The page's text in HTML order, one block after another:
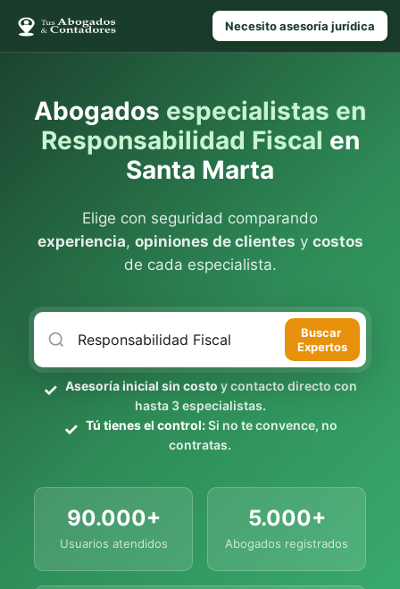
Necesito asesoría jurídica
Abogados especialistas en
Responsabilidad Fiscal en
Santa Marta
Elige con seguridad comparando
experiencia, opiniones de clientes y costos
de cada especialista.
Buscar
Expertos
Asesoría inicial sin costo y contacto directo con
hasta 3 especialistas.
Tú tienes el control:Si no te convence, no
contratas.
90.000+
Usuarios atendidos
5.000+
Abogados registrados